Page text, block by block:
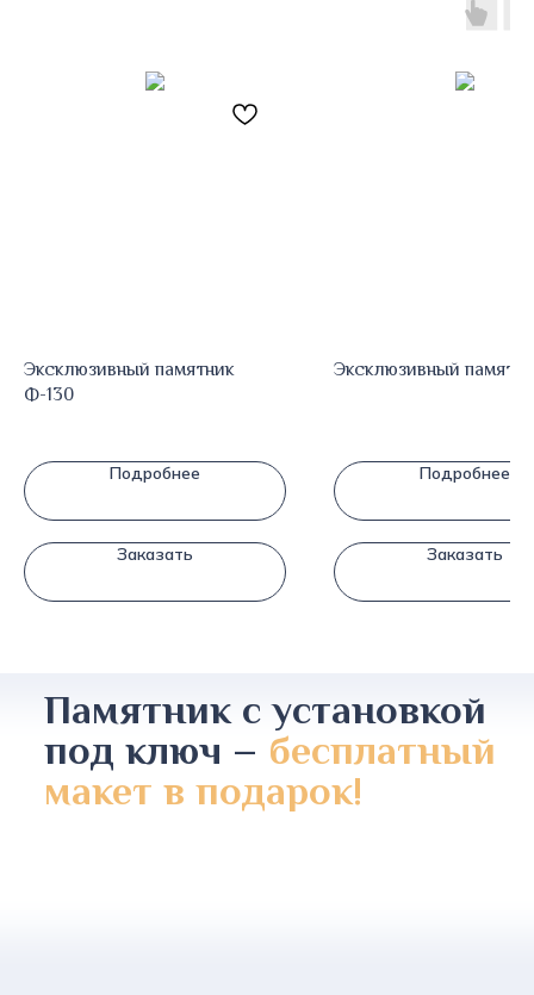
Эксклюзивный памятник
Ф-130
Подробнее
Заказать
Эксклюзивный
Подробнее
Заказать
Памятник с установкой
под ключ – бесплатный
макет в подарок!